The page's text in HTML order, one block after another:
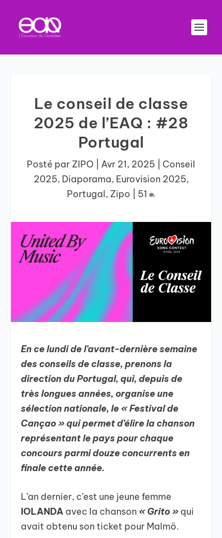
Le conseil de classe
2025 de l’EAQ : #28
Portugal
Posté par ZIPO Avr 21, 2025
Conseil
2025, Diaporama, Eurovision 2025,
Portugal, Zipo 51
En ce lundi de l’avant-dernière semaine
des conseils de classe, prenons la
direction du Portugal, qui, depuis de
très longues années, organise une
sélection nationale, le « Festival de
Cançao » qui permet d’élire la chanson
représentant le pays pour chaque
concours parmi douze concurrents en
finale cette année.
L’an dernier, c’est une jeune femme
IOLANDA avec la chanson « Grito » qui
avait obtenu son ticket pour Malmö.